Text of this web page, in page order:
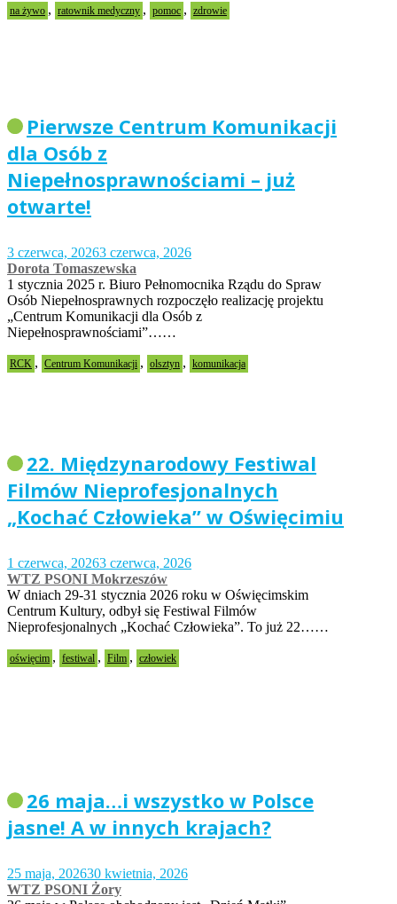
na żywo , ratownik medyczny , pomoc , zdrowie
Pierwsze Centrum Komunikacji
dla Osób z
Niepełnosprawnościami – już
otwarte!
3 czerwca, 20263 czerwca, 2026
Dorota Tomaszewska
1 stycznia 2025 r. Biuro Pełnomocnika Rządu do Spraw
Osób Niepełnosprawnych rozpoczęło realizację projektu
„Centrum Komunikacji dla Osób z
Niepełnosprawnościami”……
RCK , Centrum Komunikacji , olsztyn , komunikacja
22. Międzynarodowy Festiwal
Filmów Nieprofesjonalnych
„Kochać Człowieka” w Oświęcimiu
1 czerwca, 20263 czerwca, 2026
WTZ PSONI Mokrzeszów
W dniach 29-31 stycznia 2026 roku w Oświęcimskim
Centrum Kultury, odbył się Festiwal Filmów
Nieprofesjonalnych „Kochać Człowieka”. To już 22……
oświęcim , festiwal , Film , człowiek
26 maja…i wszystko w Polsce
jasne! A w innych krajach?
25 maja, 202630 kwietnia, 2026
WTZ PSONI Żory